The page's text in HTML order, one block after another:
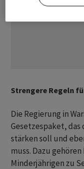
Strengere Regeln
Die Regierung in
Gesetzespaket,
stärken soll und
muss. Dazu
Minderjährigen zu